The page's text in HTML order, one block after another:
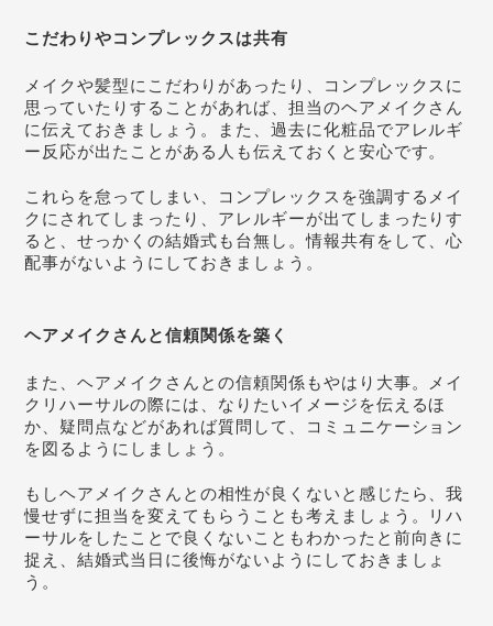
こだわりやコンプレックスは共有
メイクや髪型にこだわりがあったり、コンプレックスに
思っていたりすることがあれば、担当のヘアメイクさん
に伝えておきましょう。また、過去に化粧品でアレルギ
ー反応が出たことがある人も伝えておくと安心です。
これらを怠ってしまい、コンプレックスを強調するメイ
クにされてしまったり、アレルギーが出てしまったりす
ると、せっかくの結婚式も台無し。情報共有をして、心
配事がないようにしておきましょう。
ヘアメイクさんと信頼関係を築く
また、ヘアメイクさんとの信頼関係もやはり大事。メイ
クリハーサルの際には、なりたいイメージを伝えるほ
か、疑問点などがあれば質問して、コミュニケーション
を図るようにしましょう。
もしヘアメイクさんとの相性が良くないと感じたら、我
慢せずに担当を変えてもらうことも考えましょう。リハ
ーサルをしたことで良くないこともわかったと前向きに
捉え、結婚式当日に後悔がないようにしておきましょ
う。